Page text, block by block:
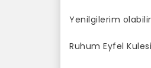
Yenilgilerim
Ruhum Eyfel